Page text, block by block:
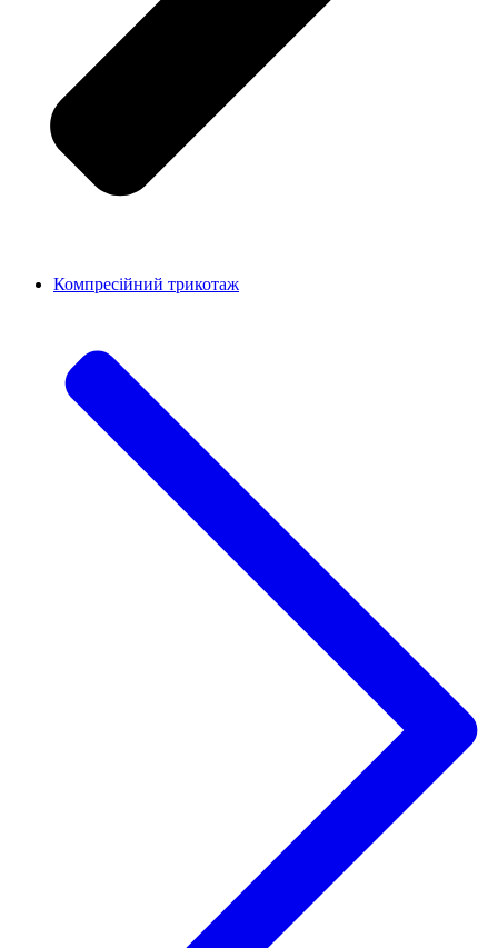
Компресійний трикотаж